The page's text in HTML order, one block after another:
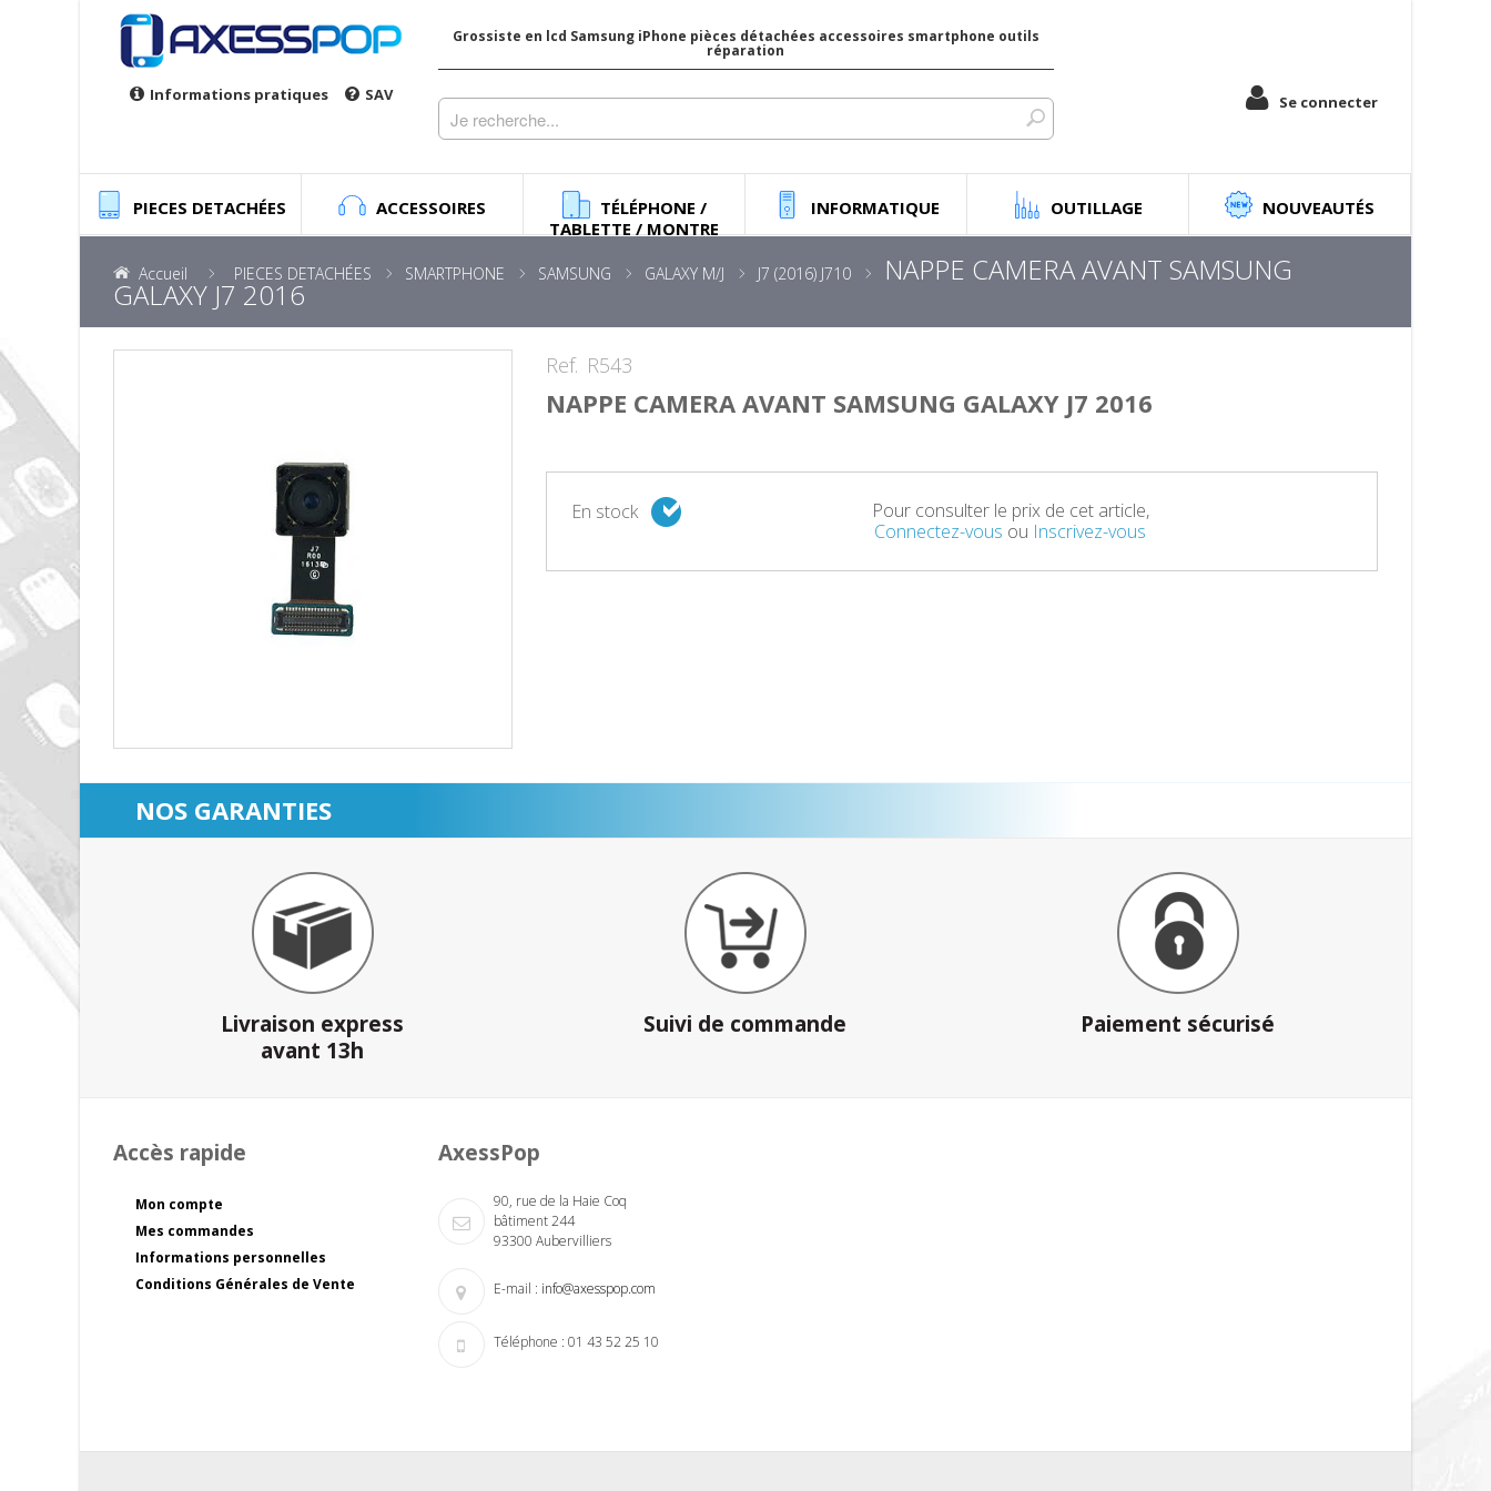
Informations pratiques SAV
Grossiste en lcd Samsung iPhone pièces détachées accessoires smartphone outils
réparation
Se connecter
PIECES DETACHÉES ACCESSOIRES
TÉLÉPHONE /
TABLETTE / MONTRE
INFORMATIQUE OUTILLAGE NOUVEAUTÉS
Accueil PIECES DETACHÉES SMARTPHONE SAMSUNG GALAXY M/J J7 (2016) J710 NAPPE CAMERA AVANT SAMSUNG
GALAXY J7 2016
Ref. R543
NAPPE CAMERA AVANT SAMSUNG GALAXY J7 2016
En stock
Pour consulter le prix de cet article,
Connectez-vous ou Inscrivez-vous
NOS GARANTIES
Livraison express
avant 13h
Suivi de commande Paiement sécurisé
Accès rapide
Mon compte
Mes commandes
Informations personnelles
Conditions Générales de Vente
AxessPop
90, rue de la Haie Coq
bâtiment 244
93300 Aubervilliers
E-mail : info@axesspop.com
Téléphone : 01 43 52 25 10